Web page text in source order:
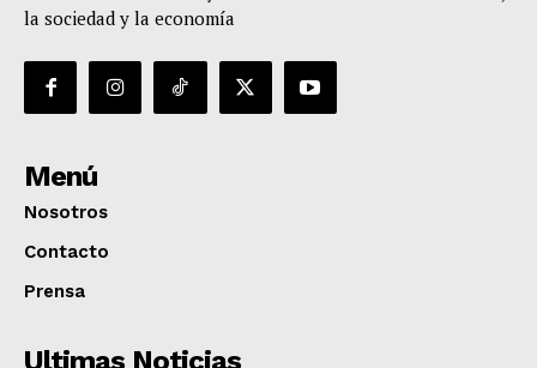
la sociedad y la economía
Menú
Nosotros
Contacto
Prensa
Ultimas Noticias